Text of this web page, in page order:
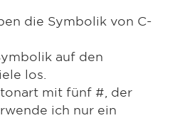
die Symbolik von C-
auf den
los.
mit fünf #, der
ich nur ein